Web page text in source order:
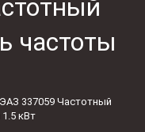
частоты
337059 Частотный
кВт